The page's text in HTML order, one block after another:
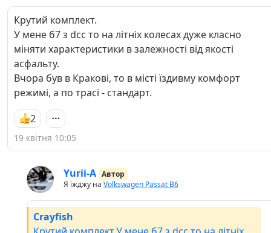
Крутий комплект.
У мене б7 з dcc то на літніх колесах дуже класно
міняти характеристики в залежності від якості
асфальту.
Вчора був в Кракові, то в місті їздивму комфорт
режимі, а по трасі - стандарт.
2
19 квітня 10:05
Yurii-A Автор
Я їжджу на Volkswagen Passat B6
Crayfish